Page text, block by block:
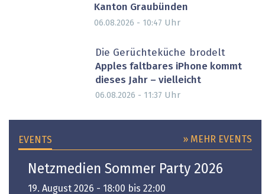
Kanton Graubünden
06.08.2026 - 10:47 Uhr
Die Gerüchteküche brodelt
Apples faltbares iPhone kommt
dieses Jahr – vielleicht
06.08.2026 - 11:37 Uhr
EVENTS » MEHR EVENTS
Netzmedien Sommer Party 2026
19. August 2026 - 18:00 bis 22:00